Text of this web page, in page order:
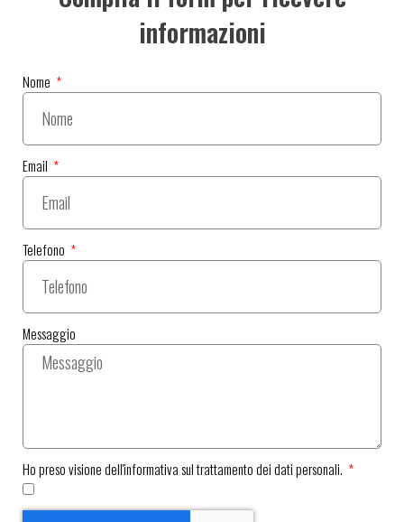
informazioni
Nome
Email
Telefono
Messaggio
Ho preso visione dell'informativa sul trattamento dei dati personali.